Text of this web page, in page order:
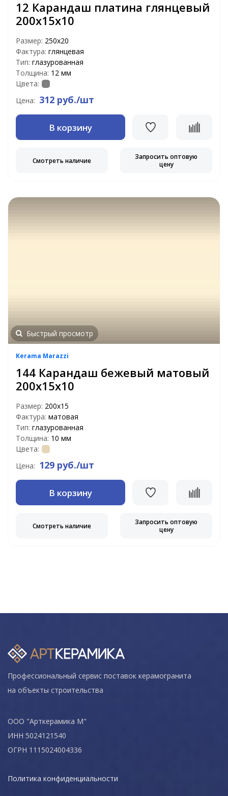
12 Карандаш платина глянцевый
200х15х10
Размер: 250х20
Фактура: глянцевая
Тип: глазурованная
Толщина: 12 мм
Цвета:
Цена: 312 руб./шт
В корзину
Смотреть наличие
Запросить оптовую
цену
Быстрый просмотр
Kerama Marazzi
144 Карандаш бежевый матовый
200х15х10
Размер: 200х15
Фактура: матовая
Тип: глазурованная
Толщина: 10 мм
Цвета:
Цена: 129 руб./шт
В корзину
Смотреть наличие
Запросить оптовую
цену
Профессиональный сервис поставок керамогранита
на объекты строительства
ООО "Арткерамика М"
ИНН 5024121540
ОГРН 1115024004336
Политика конфиденциальности